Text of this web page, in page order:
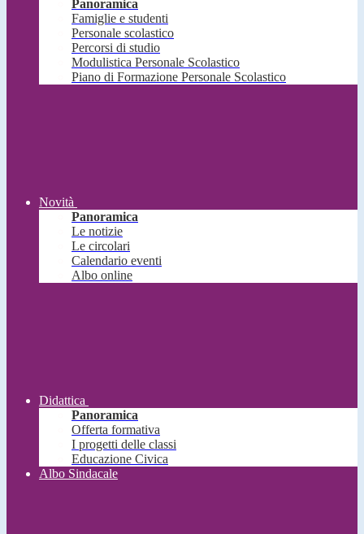
Panoramica
Famiglie e studenti
Personale scolastico
Percorsi di studio
Modulistica Personale Scolastico
Piano di Formazione Personale Scolastico
Novità
Panoramica
Le notizie
Le circolari
Calendario eventi
Albo online
Didattica
Panoramica
Offerta formativa
I progetti delle classi
Educazione Civica
Albo Sindacale